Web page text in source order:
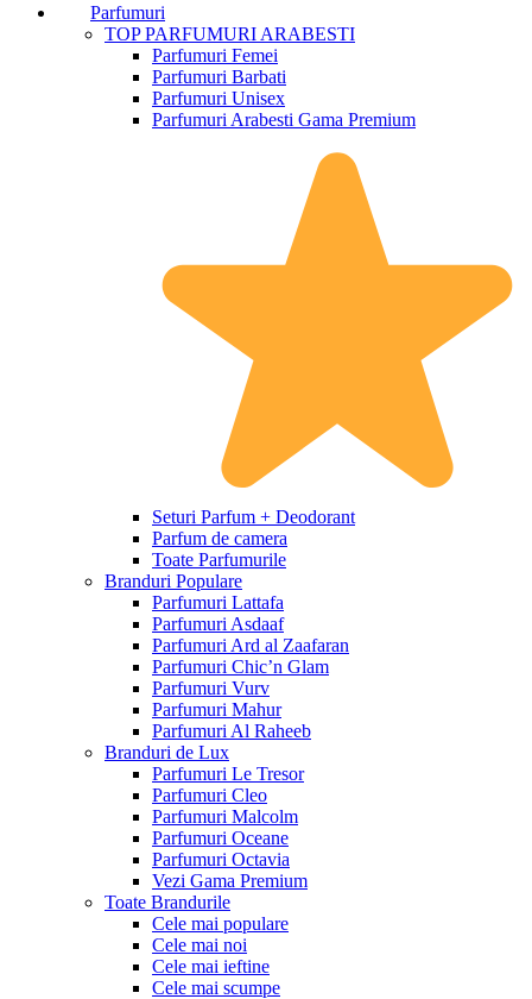
Parfumuri
TOP PARFUMURI ARABESTI
Parfumuri Femei
Parfumuri Barbati
Parfumuri Unisex
Parfumuri Arabesti Gama Premium
Seturi Parfum + Deodorant
Parfum de camera
Toate Parfumurile
Branduri Populare
Parfumuri Lattafa
Parfumuri Asdaaf
Parfumuri Ard al Zaafaran
Parfumuri Chic’n Glam
Parfumuri Vurv
Parfumuri Mahur
Parfumuri Al Raheeb
Branduri de Lux
Parfumuri Le Tresor
Parfumuri Cleo
Parfumuri Malcolm
Parfumuri Oceane
Parfumuri Octavia
Vezi Gama Premium
Toate Brandurile
Cele mai populare
Cele mai noi
Cele mai ieftine
Cele mai scumpe